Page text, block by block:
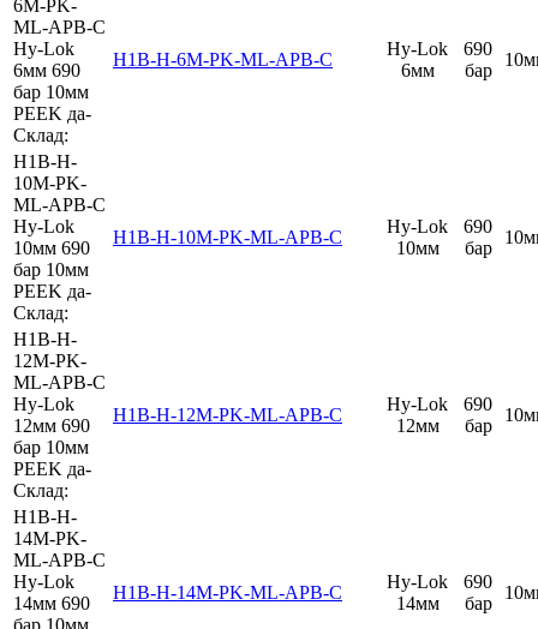
6M-PK-
ML-APB-C
Hy-Lok
6мм 690
бар 10мм
PEEK да-
Склад:
H1B-H-6M-PK-ML-APB-C
Hy-Lok
6мм
690
бар
H1B-H-
10M-PK-
ML-APB-C
Hy-Lok
10мм 690
бар 10мм
PEEK да-
Склад:
H1B-H-10M-PK-ML-APB-C
Hy-Lok
10мм
690
бар
H1B-H-
12M-PK-
ML-APB-C
Hy-Lok
12мм 690
бар 10мм
PEEK да-
Склад:
H1B-H-12M-PK-ML-APB-C
Hy-Lok
12мм
690
бар
H1B-H-
14M-PK-
ML-APB-C
Hy-Lok
14мм 690
бар 10мм
H1B-H-14M-PK-ML-APB-C
Hy-Lok
14мм
690
бар